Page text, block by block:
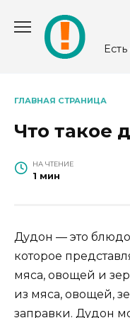
содержанию
ГЛАВНАЯ СТРАНИЦА
Что такое
НА ЧТЕНИЕ
1 мин
Дудон — это
которое
мяса, овощей и
из мяса, овощей,
заправки. Дудон